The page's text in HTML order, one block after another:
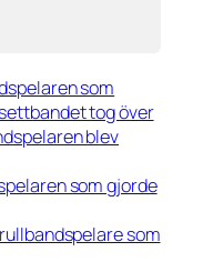
som
tog över
blev
som gjorde
som